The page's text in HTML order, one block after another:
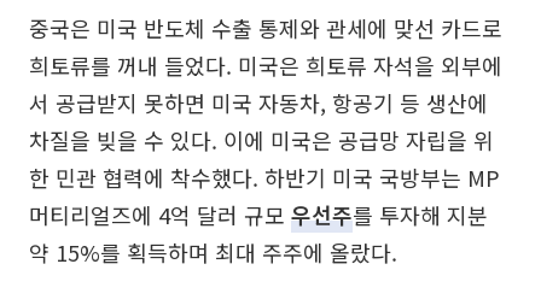
중국은 미국 반도체 수출 통제와 관세에 맞선 카드로
희토류를 꺼내 들었다. 미국은 희토류 자석을 외부에
서 공급받지 못하면 미국 자동차, 항공기 등 생산에
차질을 빚을 수 있다. 이에 미국은 공급망 자립을 위
한 민관 협력에 착수했다. 하반기 미국 국방부는 MP
머티리얼즈에 4억 달러 규모 우선주를 투자해 지분
약 15%를 획득하며 최대 주주에 올랐다.